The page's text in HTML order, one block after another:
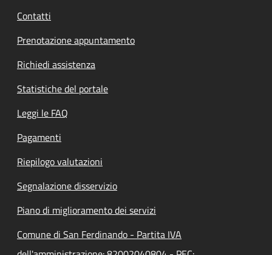
Contatti
Prenotazione appuntamento
Richiedi assistenza
Statistiche del portale
Leggi le FAQ
Pagamenti
Riepilogo valutazioni
Segnalazione disservizio
Piano di miglioramento dei servizi
Comune di San Ferdinando - Partita IVA